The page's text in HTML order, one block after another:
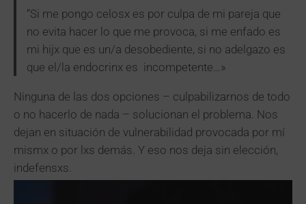
“Si me pongo celosx es por culpa de mi pareja que
no evita hacer lo que me provoca, si me enfado es
mi hijx que es un/a desobediente, si no adelgazo es
que el/la endocrinx es incompetente…»
Ninguna de las dos opciones – culpabilizarnos de todo
o no hacerlo de nada – solucionan el problema. Nos
dejan en situación de vulnerabilidad provocada por mí
mismx o por lxs demás. Y eso nos deja sin elección,
indefensxs.